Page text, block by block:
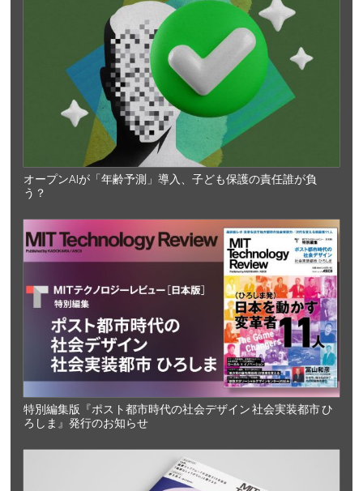
オープンAIが「年齢予測」導入、子ども保護の責任誰が負
う？
特別編集版『ポスト都市時代の社会デザイン 社会実装都市 ひ
ろしま』発行のお知らせ